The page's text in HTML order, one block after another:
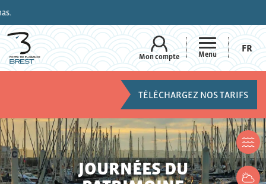
Mon compte Menu
FR
TÉLÉCHARGEZ NOS TARIFS
JOURNÉES DU